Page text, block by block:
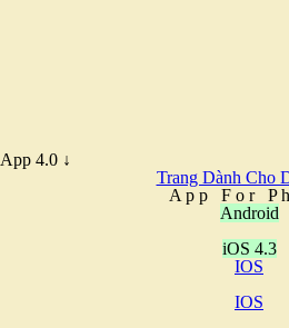
App 4.0 ↓
Trang Dành Cho
A p p F o r P h
Android
iOS 4.3
IOS
IOS